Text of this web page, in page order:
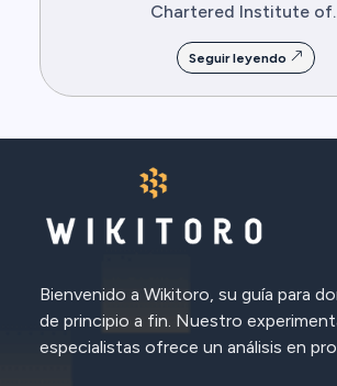
Chartered Institute
Seguir leyendo
Bienvenido a Wikitoro, su guía para
de principio a fin. Nuestro
especialistas ofrece un análisis en